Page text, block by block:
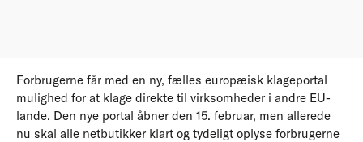
Forbrugerne får med en ny, fælles europæisk klageportal
mulighed for at klage direkte til virksomheder i andre EU-
lande. Den nye portal åbner den 15. februar, men allerede
nu skal alle netbutikker klart og tydeligt oplyse forbrugerne